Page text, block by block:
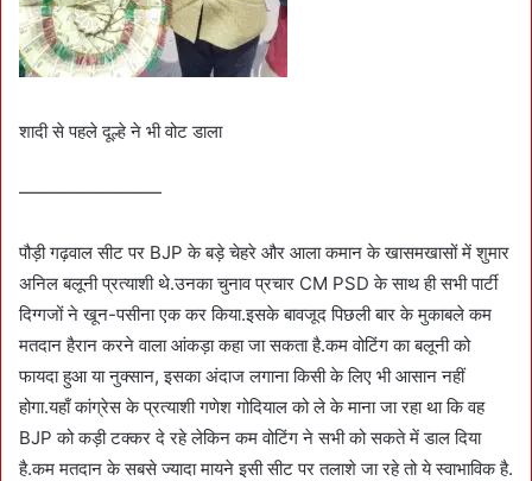
शादी से पहले दूल्हे ने भी वोट डाला
————————
पौड़ी गढ़वाल सीट पर BJP के बड़े चेहरे और आला कमान के खासमखासों में शुमार
अनिल बलूनी प्रत्याशी थे.उनका चुनाव प्रचार CM PSD के साथ ही सभी पार्टी
दिग्गजों ने खून-पसीना एक कर किया.इसके बावजूद पिछली बार के मुकाबले कम
मतदान हैरान करने वाला आंकड़ा कहा जा सकता है.कम वोटिंग का बलूनी को
फायदा हुआ या नुक्सान, इसका अंदाज लगाना किसी के लिए भी आसान नहीं
होगा.यहाँ कांग्रेस के प्रत्याशी गणेश गोदियाल को ले के माना जा रहा था कि वह
BJP को कड़ी टक्कर दे रहे लेकिन कम वोटिंग ने सभी को सकते में डाल दिया
है.कम मतदान के सबसे ज्यादा मायने इसी सीट पर तलाशे जा रहे तो ये स्वाभाविक है.